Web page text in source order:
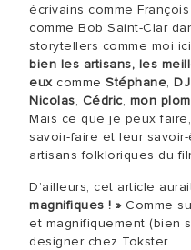
écrivains comme
comme Bob Saint-Clar
storytellers comme moi
bien les artisans, les
euxcomme Stéphane,
Nicolas, Cédric, mon
Mais ce que je peux
savoir-faire et leur
artisans folkloriques du
D’ailleurs, cet article
magnifiques ! »Comme
et magnifiquement (bien
designer chez Tokster.